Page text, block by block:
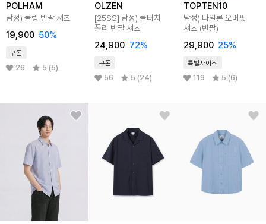
POLHAM
남성) 쿨링 반팔 셔츠
19,900 50%
쿠폰
26 5 (5)
OLZEN
[25SS] 남성) 쿨터치
폴리 반팔 셔츠
24,900 72%
쿠폰
56 5 (24)
TOPTEN10
남성) 나일론 오버핏
셔츠 (반팔)
29,900 25%
특별사이즈
119 5 (6)